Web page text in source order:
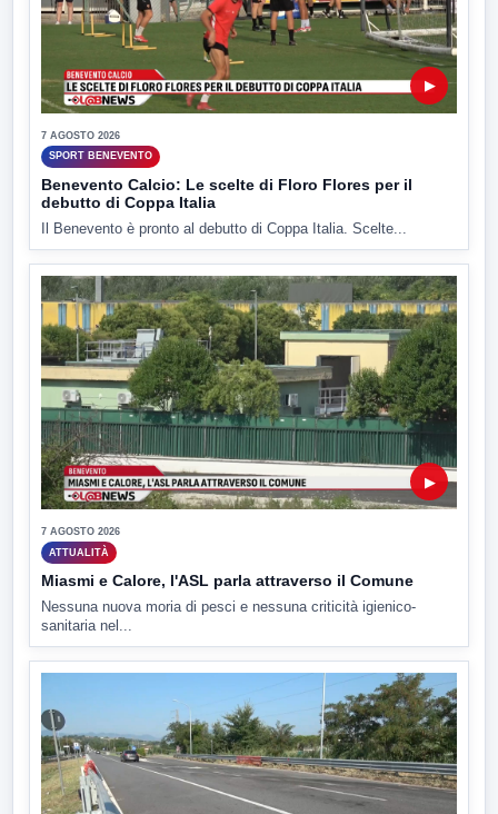
▶
7 AGOSTO 2026
SPORT BENEVENTO
Benevento Calcio: Le scelte di Floro Flores per il
debutto di Coppa Italia
Il Benevento è pronto al debutto di Coppa Italia. Scelte...
▶
7 AGOSTO 2026
ATTUALITÀ
Miasmi e Calore, l'ASL parla attraverso il Comune
Nessuna nuova moria di pesci e nessuna criticità igienico-
sanitaria nel...